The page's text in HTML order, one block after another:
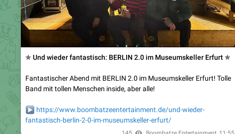
✯ Und wieder fantastisch: BERLIN 2.0 im Museumskeller Erfurt ✯
Fantastischer Abend mit BERLIN 2.0 im Museumskeller Erfurt! Tolle
Band mit tollen Menschen inside, aber alle!
https://www.boombatzeentertainment.de/und-wieder-
fantastisch-berlin-2-0-im-museumskeller-erfurt/